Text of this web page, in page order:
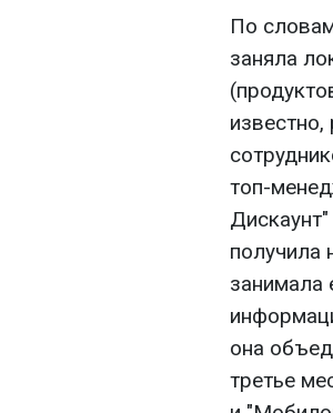
По
заняла
топ-
получила
занимала
она
третье